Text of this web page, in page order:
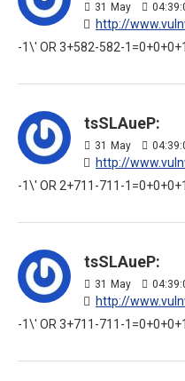
31 May
http://
-1\' OR 3+582-582-
tsSLAueP:
31 May
http://
-1\' OR 2+711-711-
tsSLAueP:
31 May
http://
-1\' OR 3+711-711-